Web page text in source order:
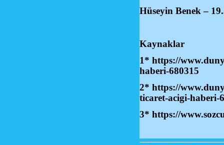
Hüseyin Benek –
Kaynaklar
1* https://
haberi-680315
2* https://
ticaret-acigi-haberi-
3* https://